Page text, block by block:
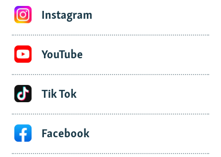
Instagram
YouTube
Tik Tok
Facebook